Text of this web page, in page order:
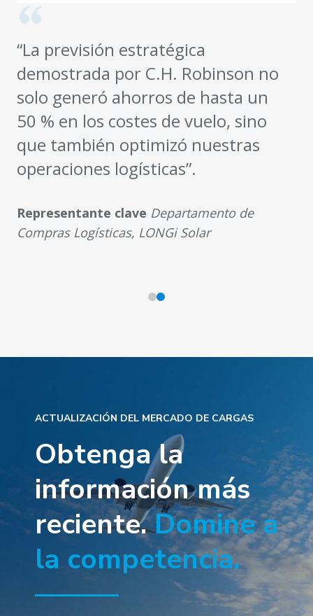
“La previsión estratégica
demostrada por C.H. Robinson no
solo generó ahorros de hasta un
50 % en los costes de vuelo, sino
que también optimizó nuestras
operaciones logísticas”.
Representante clave Departamento de
Compras Logísticas, LONGi Solar
ACTUALIZACIÓN DEL MERCADO DE CARGAS
Obtenga la
información más
reciente.Domine a
la competencia.